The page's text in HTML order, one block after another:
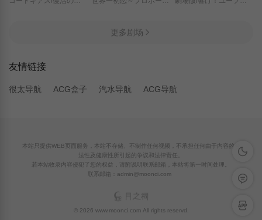
更多剧场
友情链接
很太导航 ACG盒子 汽水导航 ACG导航
深色模
留言反
APP下
本站只提供WEB页面服务，本站不存储、不制作任何视频，不承担任何由于内容的合
法性及健康性所引起的争议和法律责任。
若本站收录内容侵犯了您的权益，请附说明联系邮箱，本站将第一时间处理。
联系邮箱：admin@moonci.com
© 2026 www.moonci.com All rights reservd.